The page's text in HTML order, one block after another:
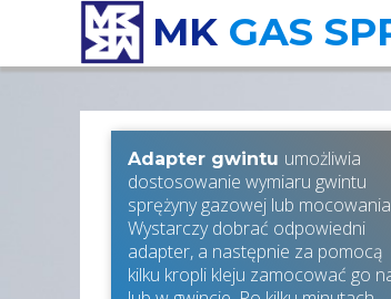
MK GAS
Adapter gwintu umożliwia
dostosowanie wymiaru gwintu
sprężyny gazowej lub
Wystarczy dobrać odpowiedni
adapter, a następnie za pomocą
kilku kropli kleju zamocować go